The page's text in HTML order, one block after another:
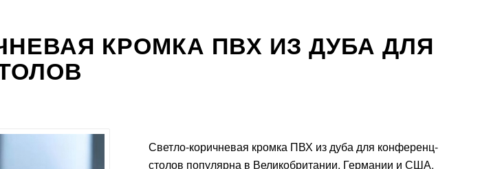
КРОМКА ПВХ ИЗ ДУБА ДЛЯ
Светло-коричневая кромка ПВХ из дуба для конференц-
столов популярна в Великобритании, Германии и США.